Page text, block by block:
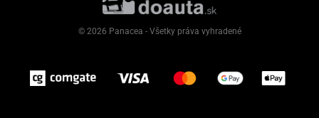
© 2026 Panacea - Všetky práva vyhradené